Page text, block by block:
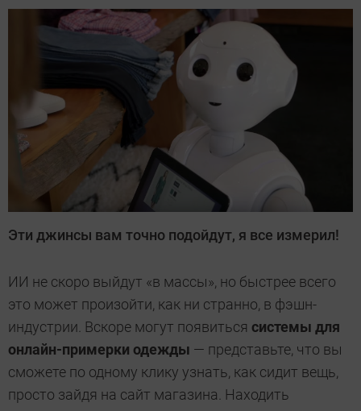
Эти джинсы вам точно подойдут, я все измерил!
ИИ не скоро выйдут «в массы», но быстрее всего
это может произойти, как ни странно, в фэшн-
индустрии. Вскоре могут появиться системы для
онлайн-примерки одежды — представьте, что вы
сможете по одному клику узнать, как сидит вещь,
просто зайдя на сайт магазина. Находить